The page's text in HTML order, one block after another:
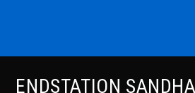
ENDSTATION